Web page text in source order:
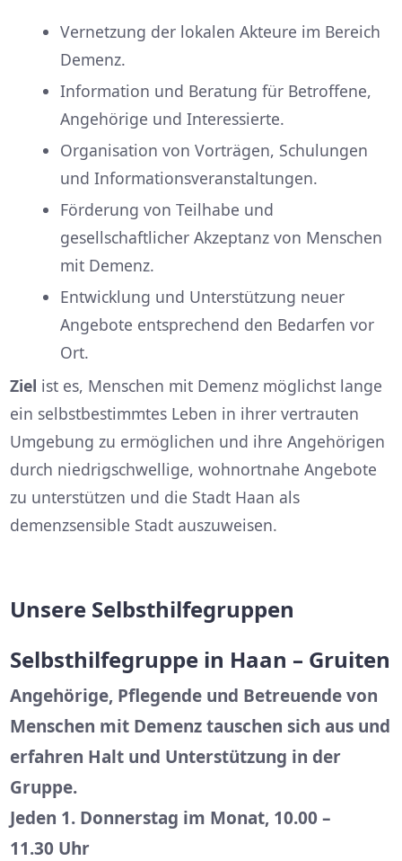
Vernetzung der lokalen Akteure im Bereich
Demenz.
Information und Beratung für Betroffene,
Angehörige und Interessierte.
Organisation von Vorträgen, Schulungen
und Informationsveranstaltungen.
Förderung von Teilhabe und
gesellschaftlicher Akzeptanz von Menschen
mit Demenz.
Entwicklung und Unterstützung neuer
Angebote entsprechend den Bedarfen vor
Ort.
Ziel ist es, Menschen mit Demenz möglichst lange
ein selbstbestimmtes Leben in ihrer vertrauten
Umgebung zu ermöglichen und ihre Angehörigen
durch niedrigschwellige, wohnortnahe Angebote
zu unterstützen und die Stadt Haan als
demenzsensible Stadt auszuweisen.
Unsere Selbsthilfegruppen
Selbsthilfegruppe in Haan – Gruiten
Angehörige, Pflegende und Betreuende von
Menschen mit Demenz tauschen sich aus und
erfahren Halt und Unterstützung in der
Gruppe.
Jeden 1. Donnerstag im Monat, 10.00 –
11.30 Uhr